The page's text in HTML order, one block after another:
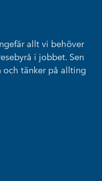
allt vi behöver
i jobbet. Sen
och tänker på allting